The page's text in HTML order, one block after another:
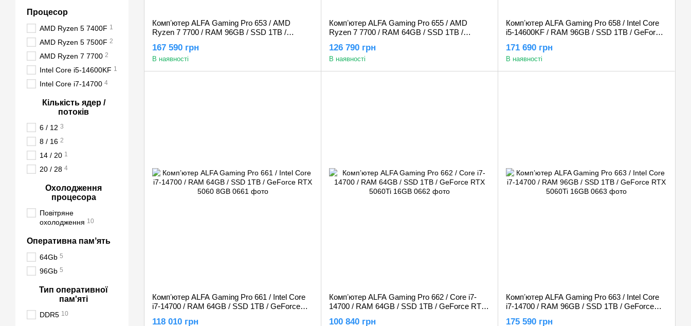
Компʼютер ALFA Gaming Pro 653 / AMD
Ryzen 7 7700 / RAM 96GB / SSD 1TB /
167 590 грн
В наявності
Компʼютер ALFA Gaming Pro 655 / AMD
Ryzen 7 7700 / RAM 64GB / SSD 1TB /
126 790 грн
В наявності
Компʼютер ALFA Gaming Pro 658 / Intel Core
i5-14600KF / RAM 96GB / SSD 1TB / GeForce
171 690 грн
В наявності
Компʼютер ALFA Gaming Pro 661 / Intel Core
i7-14700 / RAM 64GB / SSD 1TB / GeForce
118 010 грн
Компʼютер ALFA Gaming Pro 662 / Core i7-
14700 / RAM 64GB / SSD 1TB / GeForce RTX
100 840 грн
Компʼютер ALFA Gaming Pro 663 / Intel Core
i7-14700 / RAM 96GB / SSD 1TB / GeForce
175 590 грн
Процесор
AMD Ryzen 5 7400F 1
AMD Ryzen 5 7500F 2
AMD Ryzen 7 7700 2
Intel Core i5-14600KF 1
Intel Core i7-14700 4
Кількість ядер /
потоків
6 / 12 3
8 / 16 2
14 / 20 1
20 / 28 4
Охолодження
процесора
Повітряне
охолодження 10
Оперативна памʼять
64Gb 5
96Gb 5
Тип оперативної
пам'яті
DDR5 10